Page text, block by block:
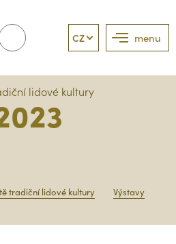
menu
CZ
lidové kultury
tradiční lidové kultury
Výstavy